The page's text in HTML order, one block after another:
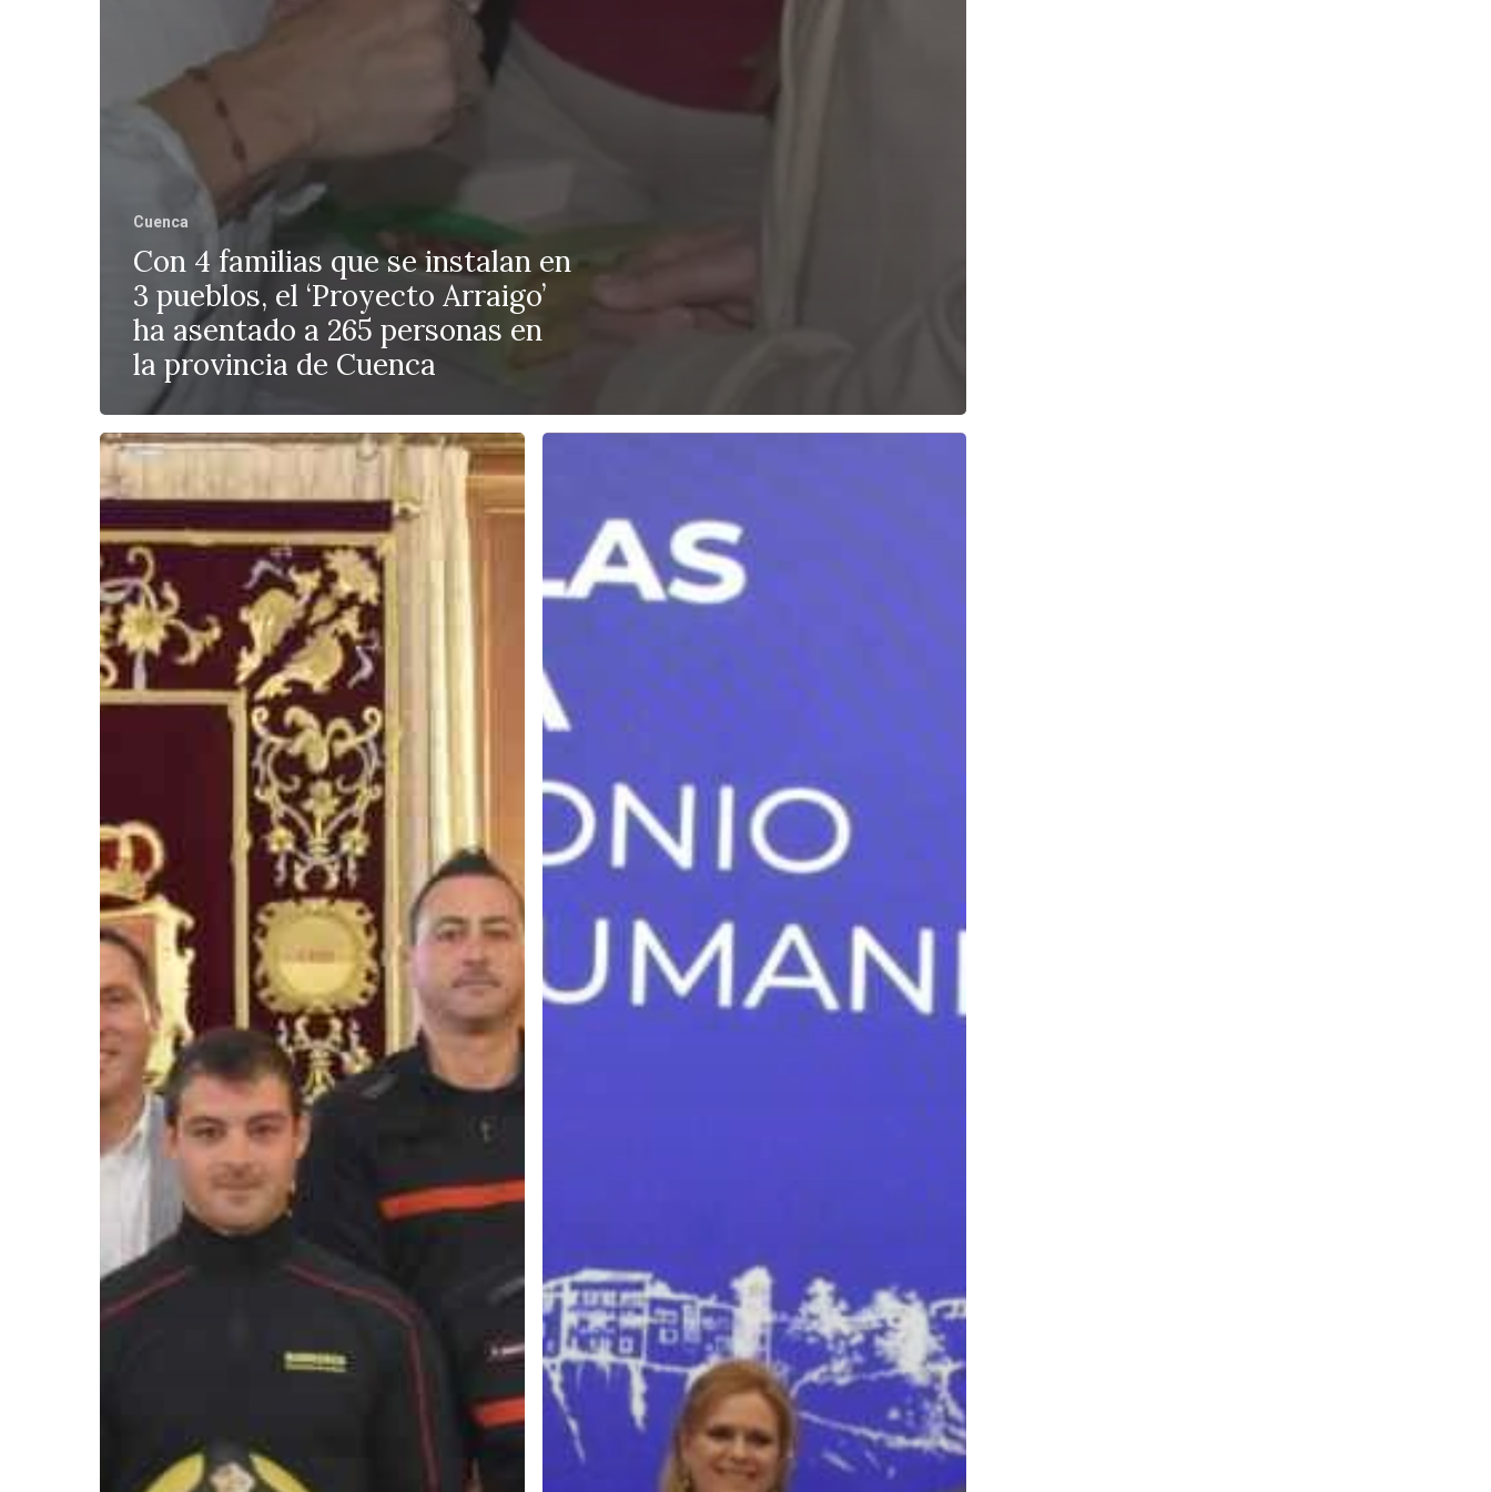
Cuenca
Con 4 familias que se instalan en
3 pueblos, el ‘Proyecto Arraigo’
ha asentado a 265 personas en
la provincia de Cuenca